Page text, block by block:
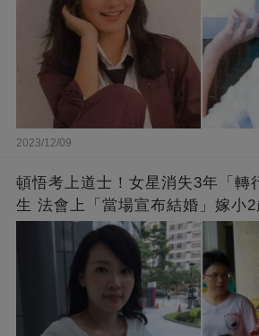
2023/12/09
頓悟考上道士！女星消失3年「轉
生 法會上「當場宣布結婚」嫁小